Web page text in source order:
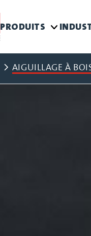
PRODUITS
AIGUILLAGE À